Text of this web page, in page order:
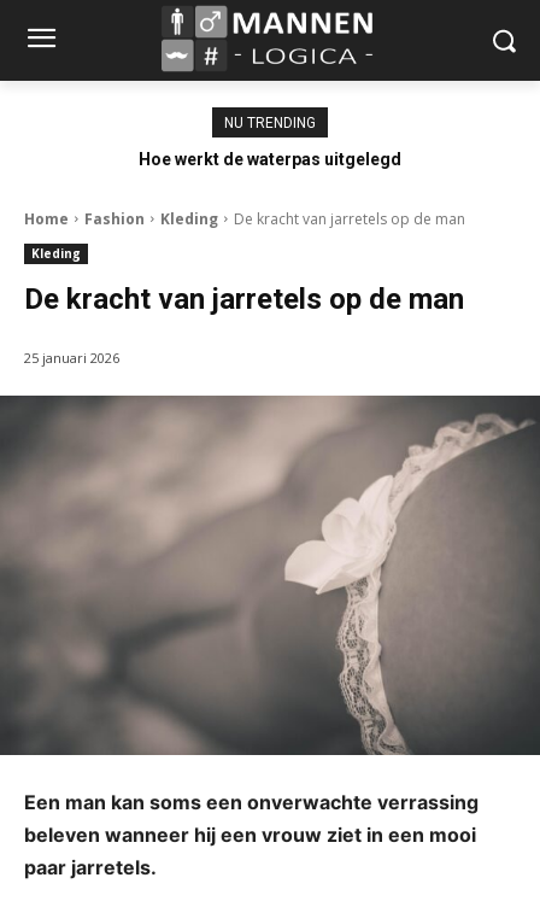
NU TRENDING
Hoe werkt de waterpas uitgelegd
Home Fashion Kleding De kracht van jarretels op de man
Kleding
De kracht van jarretels op de man
25 januari 2026
Een man kan soms een onverwachte verrassing
beleven wanneer hij een vrouw ziet in een mooi
paar jarretels.